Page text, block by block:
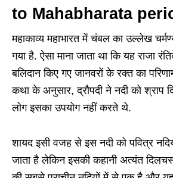
to Mahabharata
महाकाव्य महाभारत में चंबल का उल्लेख
गया है. ऐसा माना जाता था कि यह राजा
बलिदान किए गए जानवरों के रक्त का
कथा के अनुसार, द्रौपदी ने नदी को श्राप
लोग इसका उपयोग नहीं करते थे.
शायद इसी वजह से इस नदी को पवित्र
जाता है लेकिन इसकी कहानी अत्यंत